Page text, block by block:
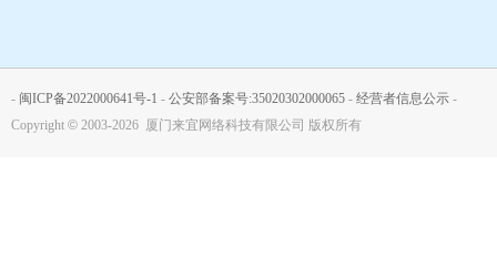
- 闽ICP备2022000641号-1 - 公安部备案号:35020302000065 - 经营者信息公示 -
Copyright © 2003-2026 厦门来宜网络科技有限公司 版权所有